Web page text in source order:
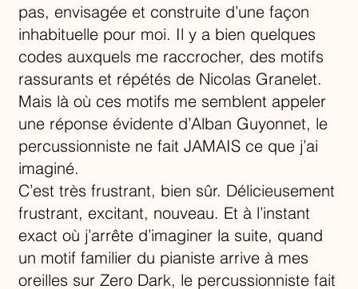
pas, envisagée et construite d’une façon
inhabituelle pour moi. Il y a bien quelques
codes auxquels me raccrocher, des motifs
rassurants et répétés de Nicolas Granelet.
Mais là où ces motifs me semblent appeler
une réponse évidente d’Alban Guyonnet, le
percussionniste ne fait JAMAIS ce que j’ai
imaginé.
C’est très frustrant, bien sûr. Délicieusement
frustrant, excitant, nouveau. Et à l’instant
exact où j’arrête d’imaginer la suite, quand
un motif familier du pianiste arrive à mes
oreilles sur Zero Dark, le percussionniste fait